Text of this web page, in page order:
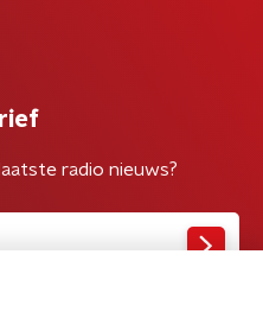
radio nieuws?